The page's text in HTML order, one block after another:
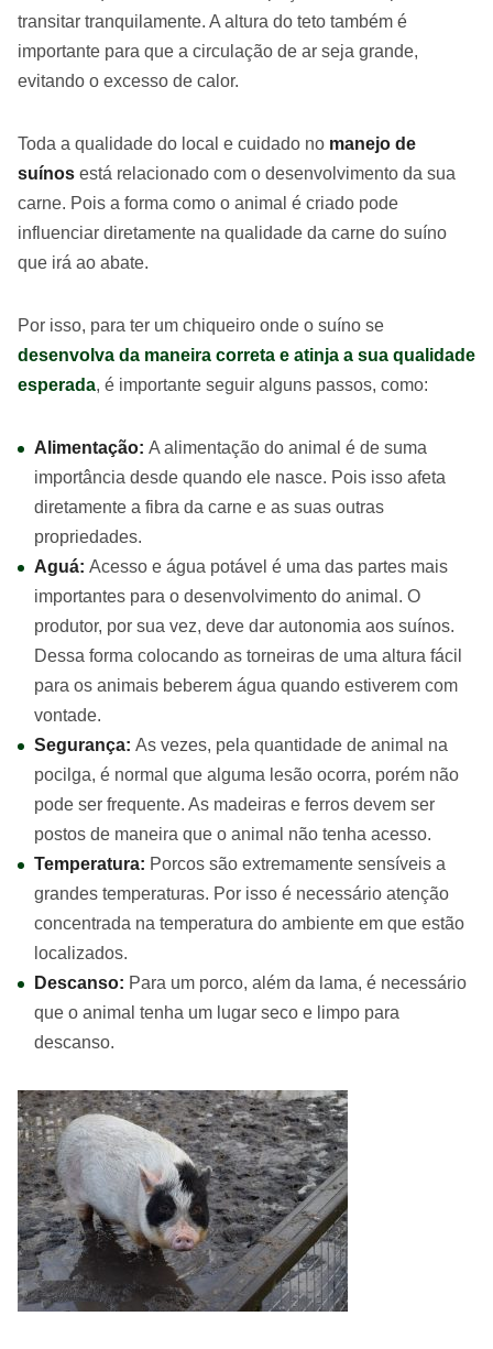
transitar tranquilamente. A altura do teto também é
importante para que a circulação de ar seja grande,
evitando o excesso de calor.
Toda a qualidade do local e cuidado no manejo de
suínos está relacionado com o desenvolvimento da sua
carne. Pois a forma como o animal é criado pode
influenciar diretamente na qualidade da carne do suíno
que irá ao abate.
Por isso, para ter um chiqueiro onde o suíno se
desenvolva da maneira correta e atinja a sua qualidade
esperada, é importante seguir alguns passos, como:
Alimentação: A alimentação do animal é de suma
importância desde quando ele nasce. Pois isso afeta
diretamente a fibra da carne e as suas outras
propriedades.
Aguá: Acesso e água potável é uma das partes mais
importantes para o desenvolvimento do animal. O
produtor, por sua vez, deve dar autonomia aos suínos.
Dessa forma colocando as torneiras de uma altura fácil
para os animais beberem água quando estiverem com
vontade.
Segurança: As vezes, pela quantidade de animal na
pocilga, é normal que alguma lesão ocorra, porém não
pode ser frequente. As madeiras e ferros devem ser
postos de maneira que o animal não tenha acesso.
Temperatura: Porcos são extremamente sensíveis a
grandes temperaturas. Por isso é necessário atenção
concentrada na temperatura do ambiente em que estão
localizados.
Descanso: Para um porco, além da lama, é necessário
que o animal tenha um lugar seco e limpo para
descanso.